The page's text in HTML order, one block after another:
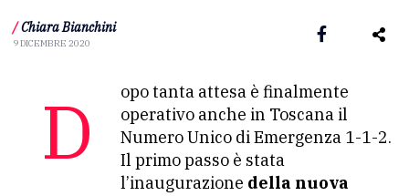
/ Chiara Bianchini
9 DICEMBRE 2020
Dopo tanta attesa è finalmente
operativo anche in Toscana il
Numero Unico di Emergenza 1-1-2.
Il primo passo è stata
l’inaugurazione della nuova